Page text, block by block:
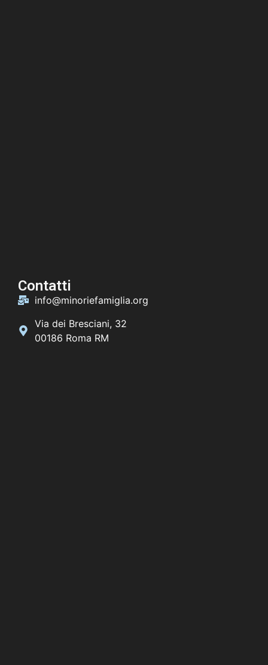
Contatti
info@minoriefamiglia.org
Via dei Bresciani, 32
00186 Roma RM